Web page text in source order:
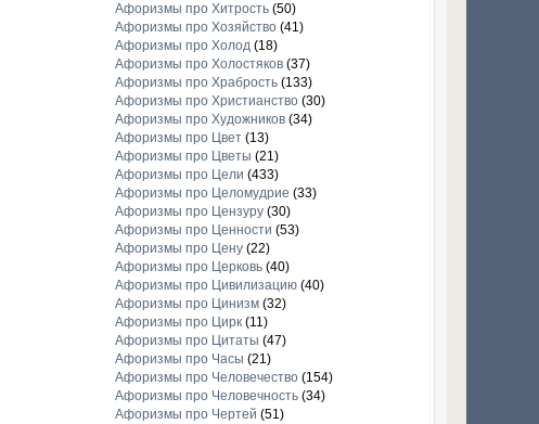
Афоризмы про Хитрость(50)
Афоризмы про Хозяйство(41)
Афоризмы про Холод(18)
Афоризмы про Холостяков(37)
Афоризмы про Храбрость(133)
Афоризмы про Христианство(30)
Афоризмы про Художников(34)
Афоризмы про Цвет(13)
Афоризмы про Цветы (21)
Афоризмы про Цели (433)
Афоризмы про Целомудрие (33)
Афоризмы про Цензуру(30)
Афоризмы про Ценности (53)
Афоризмы про Цену(22)
Афоризмы про Церковь(40)
Афоризмы про Цивилизацию(40)
Афоризмы про Цинизм(32)
Афоризмы про Цирк(11)
Афоризмы про Цитаты (47)
Афоризмы про Часы (21)
Афоризмы про Человечество(154)
Афоризмы про Человечность(34)
Афоризмы про Чертей (51)